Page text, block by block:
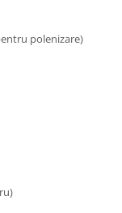
polenizare)